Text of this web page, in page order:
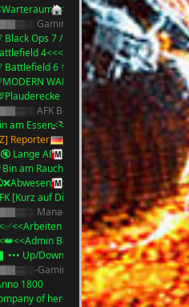
Gaming ░▒▓█▇▅▃▂
Ops 7 / 2025 💯<<<
4<<<
Battlefield 6 💯 <<<
WARFARE 4 💯<<<
💯<<<
AFK Bereich ░▒▓█▇▅▃▂
am Essen<<<
Reporter
Lange AFK<<<🔇❌
am Rauchen 5 Minuten🚬<<<
bitte Anschreiben !!<<<🔇❌
[Kurz auf Discord][Anstupsen]
Management ░▒▓█▇▅▃▂
Homepage / Server>>>✅
Besprechung>>>👑
Up/Download Bereich •••▌❗
Gaming-░▒▓█▇▅▃▂
1800
of heroes